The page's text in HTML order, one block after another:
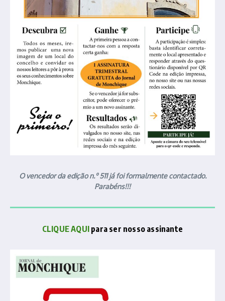
O vencedor da edição n.º 511 já foi formalmente contactado.
Parabéns!!!
CLIQUE AQUI para ser nosso assinante